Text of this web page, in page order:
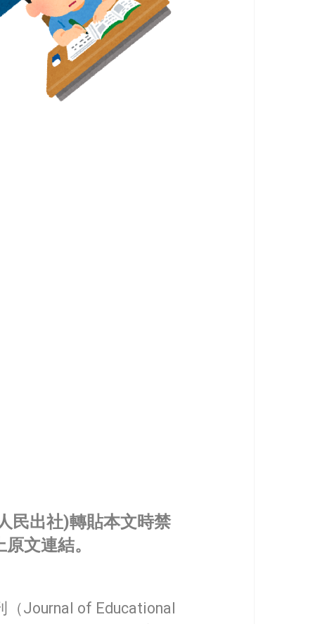
民出社)轉貼本文時禁
文連結。
（Journal of Educational